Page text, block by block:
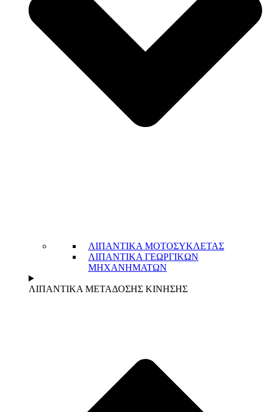
ΛΙΠΑΝΤΙΚΑ ΜΟΤΟΣΥΚΛΕΤΑΣ
ΛΙΠΑΝΤΙΚΑ ΓΕΩΡΓΙΚΩΝ
ΜΗΧΑΝΗΜΑΤΩΝ
ΛΙΠΑΝΤΙΚΑ ΜΕΤΑΔΟΣΗΣ ΚΙΝΗΣΗΣ